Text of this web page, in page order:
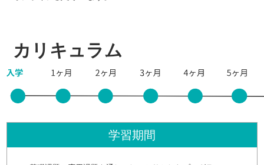
カリキュラム
学習期間